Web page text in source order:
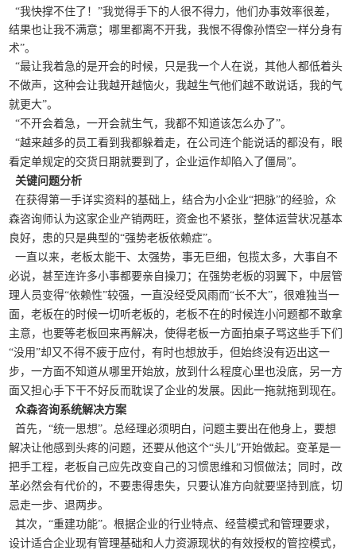
“我快撑不住了！”我觉得手下的人很不得力，他们办事效率很差，
结果也让我不满意；哪里都离不开我，我恨不得像孙悟空一样分身有
术”。
“最让我着急的是开会的时候，只是我一个人在说，其他人都低着头
不做声，这种会让我越开越恼火，我越生气他们越不敢说话，我的气
就更大”。
“不开会着急，一开会就生气，我都不知道该怎么办了”。
“越来越多的员工看到我都躲着走，在公司连个能说话的都没有，眼
看定单规定的交货日期就要到了，企业运作却陷入了僵局”。
关键问题分析
在获得第一手详实资料的基础上，结合为小企业“把脉”的经验，众
森咨询师认为这家企业产销两旺，资金也不紧张，整体运营状况基本
良好，患的只是典型的“强势老板依赖症”。
一直以来，老板太能干、太强势，事无巨细，包揽太多，大事自不
必说，甚至连许多小事都要亲自操刀；在强势老板的羽翼下，中层管
理人员变得“依赖性”较强，一直没经受风雨而“长不大”，很难独当一
面，老板在的时候一切听老板的，老板不在的时候连小问题都不敢拿
主意，也要等老板回来再解决，使得老板一方面拍桌子骂这些手下们
“没用”却又不得不疲于应付，有时也想放手，但始终没有迈出这一
步，一方面不知道从哪里开始放，放到什么程度心里也没底，另一方
面又担心手下干不好反而耽误了企业的发展。因此一拖就拖到现在。
众森咨询系统解决方案
首先，“统一思想”。总经理必须明白，问题主要出在他身上，要想
解决让他感到头疼的问题，还要从他这个“头儿”开始做起。变革是一
把手工程，老板自己应先改变自己的习惯思维和习惯做法；同时，改
革必然会有代价的，不要患得患失，只要认准方向就要坚持到底，切
忌走一步、退两步。
其次，“重建功能”。根据企业的行业特点、经营模式和管理要求，
设计适合企业现有管理基础和人力资源现状的有效授权的管控模式，